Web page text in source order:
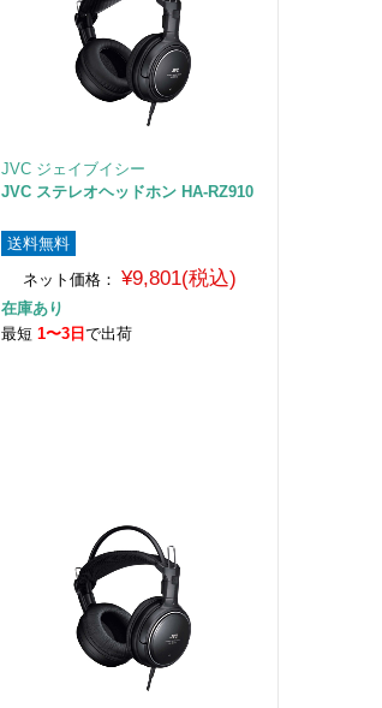
JVC ジェイブイシー
JVC ステレオヘッドホン HA-RZ910
送料無料
ネット価格：
¥9,801(税込)
在庫あり
最短 1〜3日 で出荷